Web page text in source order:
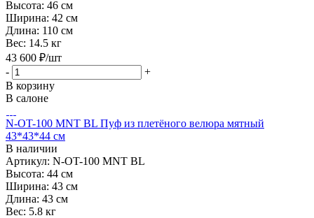
Высота: 46 см
Ширина: 42 см
Длина: 110 см
Вес: 14.5 кг
43 600 ₽/шт
-
+
В корзину
В салоне
N-OT-100 MNT BL Пуф из плетёного велюра мятный
43*43*44 см
В наличии
Артикул: N-OT-100 MNT BL
Высота: 44 см
Ширина: 43 см
Длина: 43 см
Вес: 5.8 кг